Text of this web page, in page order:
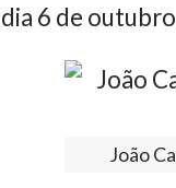
dia 6 de
João